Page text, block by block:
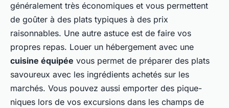
généralement très économiques et vous permettent
de goûter à des plats typiques à des prix
raisonnables. Une autre astuce est de faire vos
propres repas. Louer un hébergement avec une
cuisine équipée vous permet de préparer des plats
savoureux avec les ingrédients achetés sur les
marchés. Vous pouvez aussi emporter des pique-
niques lors de vos excursions dans les champs de